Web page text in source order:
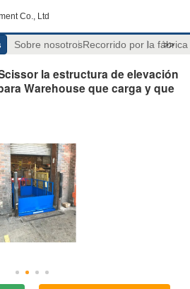
Co., Ltd
Sobre nosotrosRecorrido por la fábrica
>>
la estructura de elevación
Warehouse que carga y que